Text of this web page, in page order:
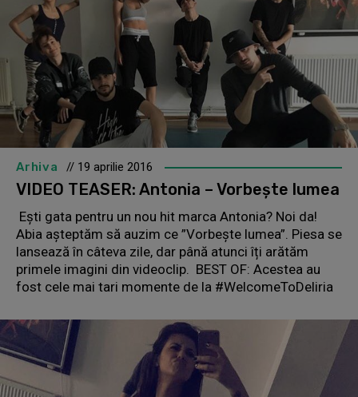
Arhiva // 19 aprilie 2016
VIDEO TEASER: Antonia – Vorbește lumea
Ești gata pentru un nou hit marca Antonia? Noi da!
Abia așteptăm să auzim ce ”Vorbește lumea”. Piesa se
lansează în câteva zile, dar până atunci îți arătăm
primele imagini din videoclip. BEST OF: Acestea au
fost cele mai tari momente de la #WelcomeToDeliria